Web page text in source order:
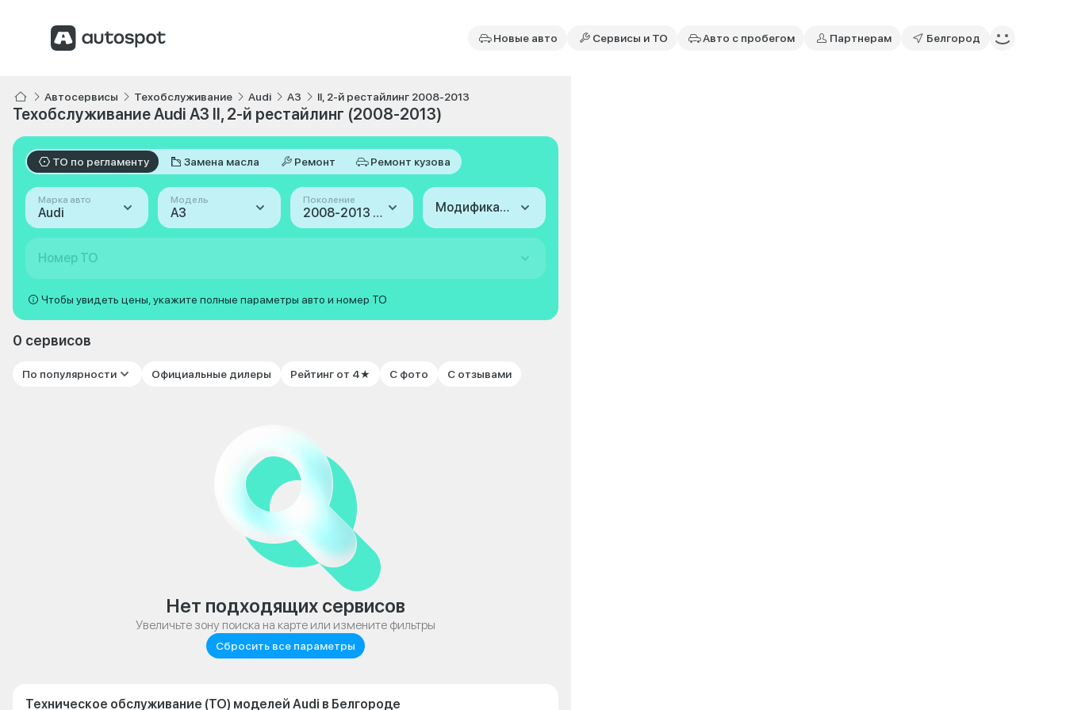
Новые авто Сервисы и ТО Авто с пробегом Партнерам Белгород
Автосервисы Техобслуживание Audi A3 II, 2-й рестайлинг 2008-2013
Техобслуживание Audi A3 II, 2-й рестайлинг (2008-2013)
ТО по регламенту Замена масла Ремонт Ремонт кузова
Марка авто
Audi
Модель
A3
Поколение
2008-2013 (II, 2-й рестайлинг) Модификация
Номер ТО
Чтобы увидеть цены, укажите полные параметры авто и номер ТО
0 сервисов
По популярности Официальные дилеры Рейтинг от 4★ С фото С отзывами
Нет подходящих сервисов
Увеличьте зону поиска на карте или измените фильтры
Сбросить все параметры
Техническое обслуживание (ТО) моделей Audi в Белгороде